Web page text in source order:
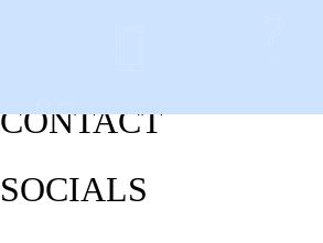
CONTACT
SOCIALS